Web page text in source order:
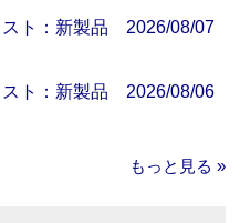
スト：新製品 2026/08/07
スト：新製品 2026/08/06
もっと見る »